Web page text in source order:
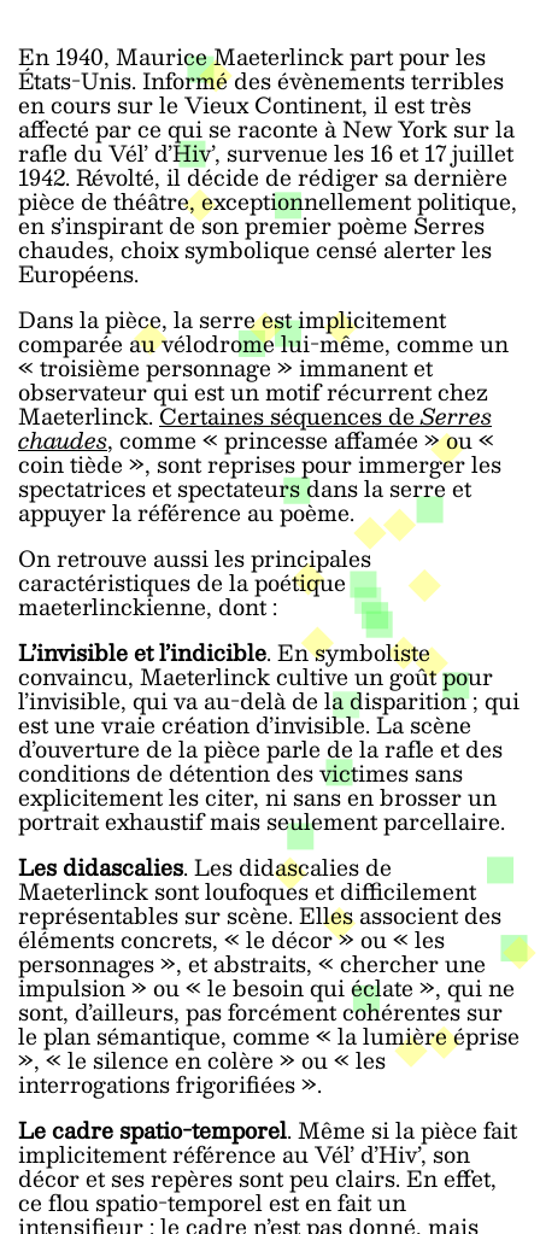
En 1940, Maurice Maeterlinck part pour les
États-Unis. Informé des évènements terribles
en cours sur le Vieux Continent, il est très
affecté par ce qui se raconte à New York sur la
rafle du Vél’ d’Hiv’, survenue les 16 et 17 juillet
1942. Révolté, il décide de rédiger sa dernière
pièce de théâtre, exceptionnellement politique,
en s’inspirant de son premier poème Serres
chaudes, choix symbolique censé alerter les
Européens.
Dans la pièce, la serre est implicitement
comparée au vélodrome lui-même, comme un
« troisième personnage » immanent et
observateur qui est un motif récurrent chez
Maeterlinck. Certaines séquences deSerres
chaudes, comme « princesse affamée » ou «
coin tiède », sont reprises pour immerger les
spectatrices et spectateurs dans la serre et
appuyer la référence au poème.
On retrouve aussi les principales
caractéristiques de la poétique
maeterlinckienne, dont :
L’invisible et l’indicible. En symboliste
convaincu, Maeterlinck cultive un goût pour
l’invisible, qui va au-delà de la disparition ; qui
est une vraie création d’invisible. La scène
d’ouverture de la pièce parle de la rafle et des
conditions de détention des victimes sans
explicitement les citer, ni sans en brosser un
portrait exhaustif mais seulement parcellaire.
Les didascalies. Les didascalies de
Maeterlinck sont loufoques et difficilement
représentables sur scène. Elles associent des
éléments concrets, « le décor » ou « les
personnages », et abstraits, « chercher une
impulsion » ou « le besoin qui éclate », qui ne
sont, d’ailleurs, pas forcément cohérentes sur
le plan sémantique, comme « la lumière éprise
», « le silence en colère » ou « les
interrogations frigorifiées ».
Le cadre spatio-temporel. Même si la pièce fait
implicitement référence au Vél’ d’Hiv’, son
décor et ses repères sont peu clairs. En effet,
ce flou spatio-temporel est en fait un
intensifieur : le cadre n’est pas donné, mais